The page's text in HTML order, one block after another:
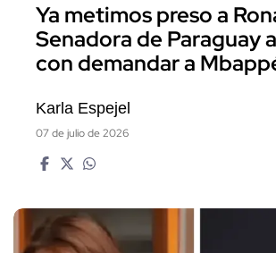
Ya metimos preso a
Senadora de Paraguay
con demandar a
Karla Espejel
07 de julio de 2026